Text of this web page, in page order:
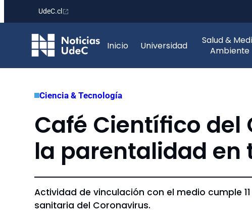
contenido
UdeC.cl
Inicio Universidad
Salud &
Ambiente
Ciencia & Tecnología
Café Científico
la parentalidad en
Actividad de vinculación con el medio cumple
sanitaria del Coronavirus.